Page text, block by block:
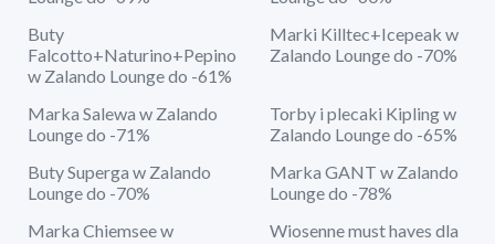
Buty
Falcotto+Naturino+Pepino
w Zalando Lounge do -61%
Marki Killtec+Icepeak w
Zalando Lounge do -70%
Marka Salewa w Zalando
Lounge do -71%
Torby i plecaki Kipling w
Zalando Lounge do -65%
Buty Superga w Zalando
Lounge do -70%
Marka GANT w Zalando
Lounge do -78%
Marka Chiemsee w
Wiosenne must haves dla